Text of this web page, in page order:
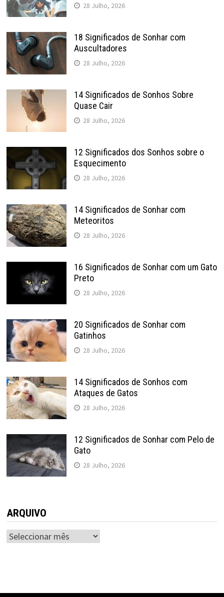
28 Julho, 2026
18 Significados de Sonhar com
Auscultadores
28 Julho, 2026
14 Significados de Sonhos Sobre
Quase Cair
28 Julho, 2026
12 Significados dos Sonhos sobre o
Esquecimento
28 Julho, 2026
14 Significados de Sonhar com
Meteoritos
28 Julho, 2026
16 Significados de Sonhar com um Gato
Preto
28 Julho, 2026
20 Significados de Sonhar com
Gatinhos
28 Julho, 2026
14 Significados de Sonhos com
Ataques de Gatos
28 Julho, 2026
12 Significados de Sonhar com Pelo de
Gato
28 Julho, 2026
ARQUIVO
ARQUIVO